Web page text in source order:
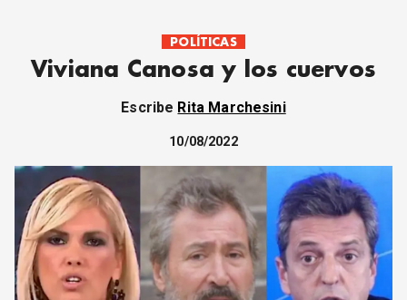
POLÍTICAS
INTERNACIONALES
MUJER
ECONOMÍA
SOCIEDAD Y CULTURA
JUVENTUD
CORREO DE LECTORES
DEBATE
ARCHIVO
DECLARACIONES
POLÍTICAS
Viviana Canosa y los cuervos
Escribe Rita Marchesini
10/08/2022